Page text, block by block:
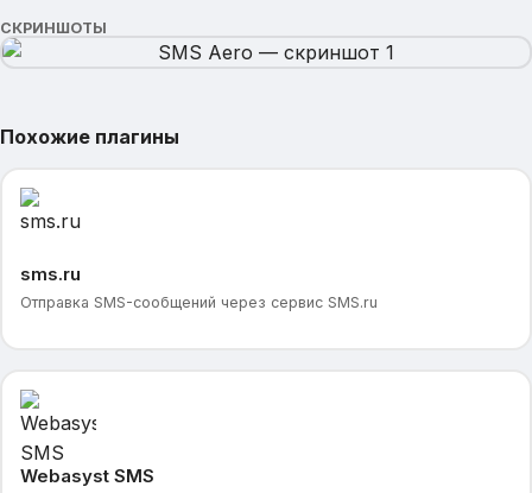
СКРИНШОТЫ
Похожие плагины
sms.ru
Отправка SMS-сообщений через сервис SMS.ru
Webasyst SMS